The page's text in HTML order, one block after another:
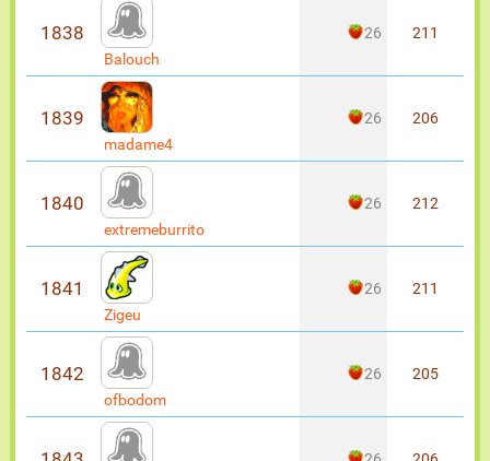
1838
Balouch
26 211
1839
madame4
26 206
1840
extremeburrito
26 212
1841
Zigeu
26 211
1842
ofbodom
26 205